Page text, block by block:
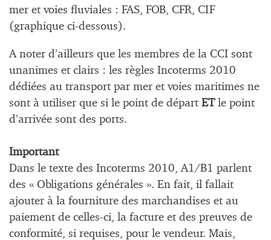
mer et voies fluviales : FAS, FOB, CFR, CIF
(graphique ci-dessous).
A noter d’ailleurs que les membres de la CCI sont
unanimes et clairs : les règles Incoterms 2010
dédiées au transport par mer et voies maritimes ne
sont à utiliser que si le point de départ ETle point
d’arrivée sont des ports.
Important
Dans le texte des Incoterms 2010, A1/B1 parlent
des « Obligations générales ». En fait, il fallait
ajouter à la fourniture des marchandises et au
paiement de celles-ci, la facture et des preuves de
conformité, si requises, pour le vendeur. Mais,